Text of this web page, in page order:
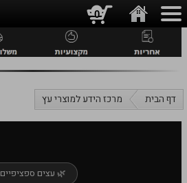
דף הבית מרכז הידע למוצרי עץ
🌿 עצים ספציפיים
0